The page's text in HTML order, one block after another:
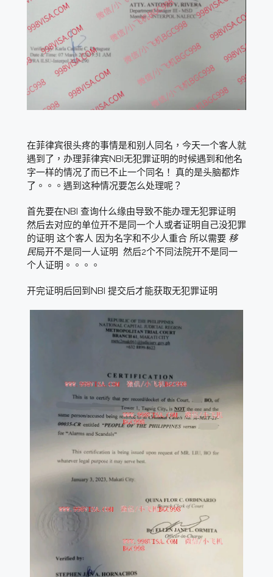
在菲律宾很头疼的事情是和别人同名，今天一个客人就
遇到了，办理菲律宾NBI无犯罪证明的时候遇到和他名
字一样的情况了而已不止一个同名！ 真的是头脑都炸
了。。。遇到这种情况要怎么处理呢？
首先要在NBI 查询什么缘由导致不能办理无犯罪证明
然后去对应的单位开不是同一个人或者证明自己没犯罪
的证明 这个客人 因为名字和不少人重合 所以需要 移
民局开不是同一人证明 然后2个不同法院开不是同一
个人证明。。。。
开完证明后回到NBI 提交后才能获取无犯罪证明